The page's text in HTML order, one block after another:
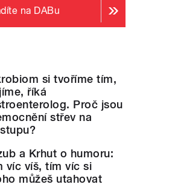
na DABu
si tvoříme tím,
říká
Proč jsou
střev na
a Krhut o humoru:
víc víš, tím víc si
můžeš utahovat